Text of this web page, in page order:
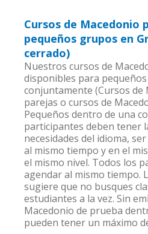
Cursos de Macedonio
pequeños grupos en
cerrado)
Nuestros cursos de
disponibles para
conjuntamente (Cursos de
parejas o cursos de
Pequeños dentro de una
participantes deben tener
necesidades del idioma,
al mismo tiempo y en el
el mismo nivel. Todos los
agendar al mismo tiempo.
sugiere que no busques
estudiantes a la vez. Sin
Macedonio de prueba
pueden tener un máximo